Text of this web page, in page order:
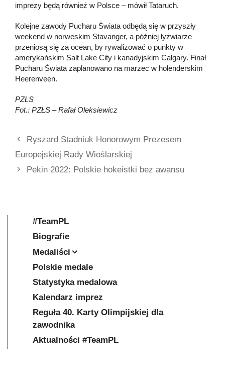
imprezy będą również w Polsce – mówił Tataruch.
Kolejne zawody Pucharu Świata odbędą się w przyszły
weekend w norweskim Stavanger, a później łyżwiarze
przeniosą się za ocean, by rywalizować o punkty w
amerykańskim Salt Lake City i kanadyjskim Calgary. Finał
Pucharu Świata zaplanowano na marzec w holenderskim
Heerenveen.
PZŁS
Fot.: PZŁS – Rafał Oleksiewicz
Ryszard Stadniuk Honorowym Prezesem
Europejskiej Rady Wioślarskiej
Pekin 2022: Polskie hokeistki bez awansu
#TeamPL
Biografie
Medaliści
Polskie medale
Statystyka medalowa
Kalendarz imprez
Reguła 40. Karty Olimpijskiej dla
zawodnika
Aktualności #TeamPL